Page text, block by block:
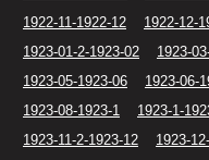
1922-11-1922-12
1922-12-
1923-01-2-1923-02
1923-
1923-05-1923-06
1923-06-
1923-08-1923-1
1923-1-
1923-11-2-1923-12
1923-